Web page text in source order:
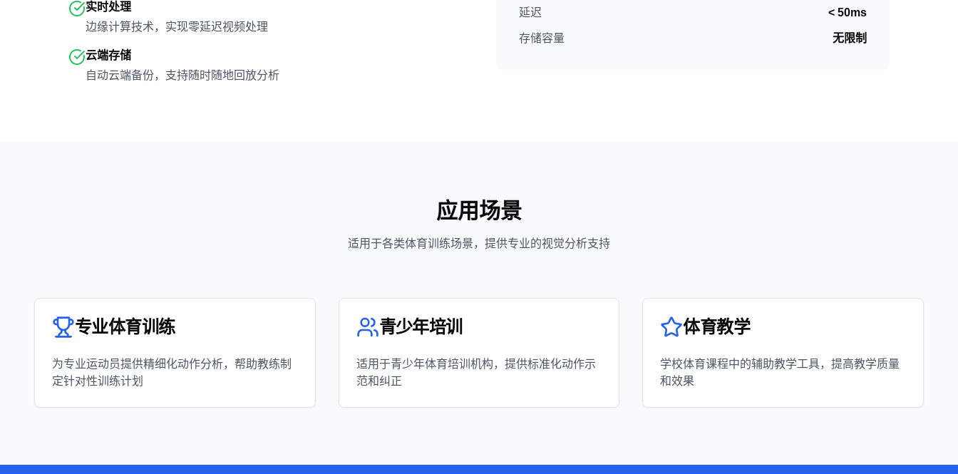
实时处理
边缘计算技术，实现零延迟视频处理
云端存储
自动云端备份，支持随时随地回放分析
延迟 < 50ms
存储容量 无限制
应用场景
适用于各类体育训练场景，提供专业的视觉分析支持
专业体育训练
为专业运动员提供精细化动作分析，帮助教练制
定针对性训练计划
青少年培训
适用于青少年体育培训机构，提供标准化动作示
范和纠正
体育教学
学校体育课程中的辅助教学工具，提高教学质量
和效果